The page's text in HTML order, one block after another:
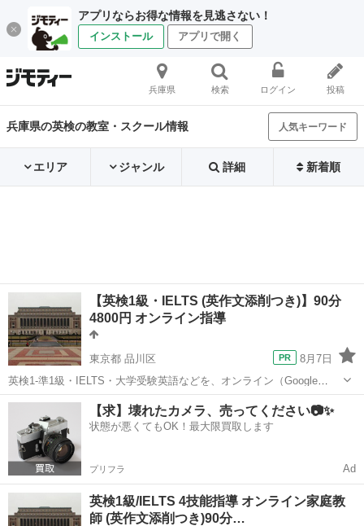
アプリならお得な情報を見逃さない！
インストール アプリで開く
兵庫県 検索 ログイン 投稿
兵庫県の英検の教室・スクール情報 人気キーワード
エリア ジャンル 詳細 新着順
【英検1級・IELTS (英作文添削つき)】90分
4800円 オンライン指導
東京都 品川区
8月7日
英検1-準1級・IELTS・大学受験英語などを、オンライン（Google
Meetなど）で個別指導します。全国どこからでも受講可能です。 ■授
業内容の例 【授業例（90分）】 ・単語テスト (10分) ・英作文 ...
東京 品川区 英検
【求】壊れたカメラ、売ってください📷✨
状態が悪くてもOK！最大限買取します
プリフラ Ad
英検1級/IELTS 4技能指導 オンライン家庭教
師 (英作文添削つき)90分…